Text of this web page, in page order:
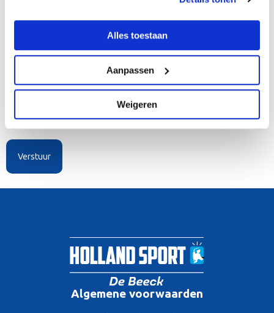
Alles toestaan
Aanpassen
Weigeren
Algemene voorwaarden